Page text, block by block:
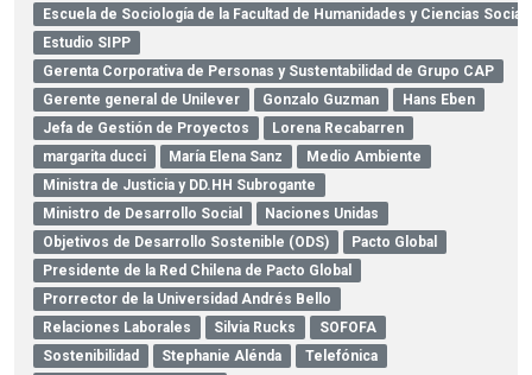
Escuela de Sociología de la Facultad de Humanidades y Ciencias
Estudio SIPP
Gerenta Corporativa de Personas y Sustentabilidad de Grupo CAP
Gerente general de Unilever
Gonzalo Guzman
Hans Eben
Jefa de Gestión de Proyectos
Lorena Recabarren
margarita ducci
María Elena Sanz
Medio Ambiente
Ministra de Justicia y DD.HH Subrogante
Ministro de Desarrollo Social
Naciones Unidas
Objetivos de Desarrollo Sostenible (ODS)
Pacto Global
Presidente de la Red Chilena de Pacto Global
Prorrector de la Universidad Andrés Bello
Relaciones Laborales
Silvia Rucks
SOFOFA
Sostenibilidad
Stephanie Alénda
Telefónica